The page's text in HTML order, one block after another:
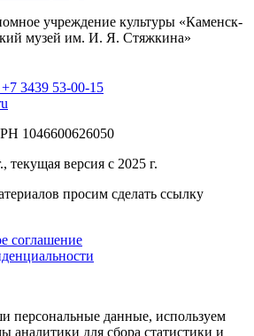
учреждение культуры «Каменск-
музей им. И. Я. Стяжкина»
+7 3439 53-00-15
1046600626050
текущая версия с 2025 г.
просим сделать ссылку
соглашение
персональные данные, используем
аналитики для сбора статистики и